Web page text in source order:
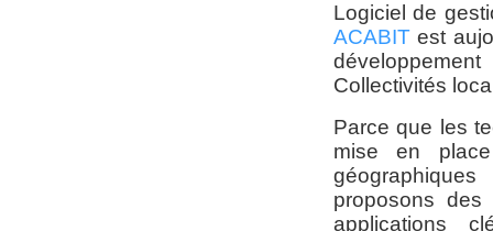
Logiciel de
ACABIT est
Collectivités
Parce que les
mise en
proposons
applications